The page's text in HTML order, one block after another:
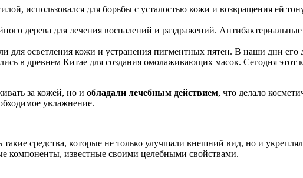
использовался для борьбы с усталостью кожи и возвращения ей
дерева для лечения воспалений и раздражений.
для осветления кожи и устранения пигментных пятен. В наши дни
в древнем Китае для создания омолаживающих масок. Сегодня этот
за кожей, но и обладали лечебным действием, что делало
увлажнение.
такие средства, которые не только улучшали внешний вид, но и
компоненты, известные своими целебными свойствами.